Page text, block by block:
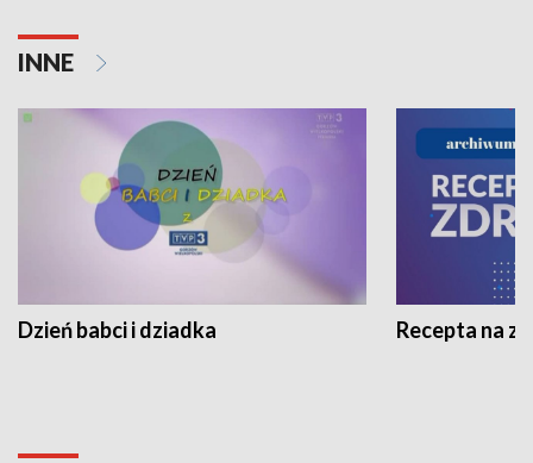
INNE
Dzień babci i dziadka Recepta na